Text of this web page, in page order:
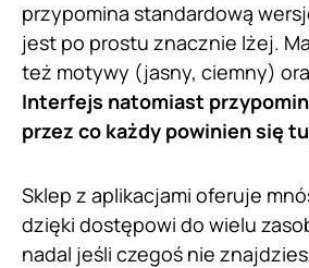
przypomina standardową
jest po prostu znacznie lżej.
też motywy (jasny, ciemny)
Interfejs natomiast
przez co każdy powinien się
Sklep z aplikacjami oferuje
dzięki dostępowi do wielu
nadal jeśli czegoś nie